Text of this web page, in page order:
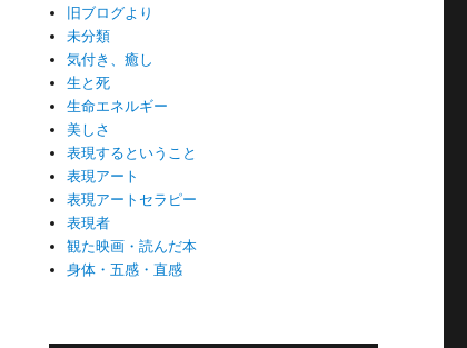
旧ブログより
未分類
気付き、癒し
生と死
生命エネルギー
美しさ
表現するということ
表現アート
表現アートセラピー
表現者
観た映画・読んだ本
身体・五感・直感